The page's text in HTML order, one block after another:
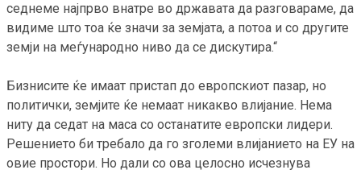
седнеме најпрво внатре во државата да разговараме, да
видиме што тоа ќе значи за земјата, а потоа и со другите
земји на меѓународно ниво да се дискутира.“
Бизнисите ќе имаат пристап до европскиот пазар, но
политички, земјите ќе немаат никакво влијание. Нема
ниту да седат на маса со останатите европски лидери.
Решението би требало да го зголеми влијанието на ЕУ на
овие простори. Но дали со ова целосно исчезнува